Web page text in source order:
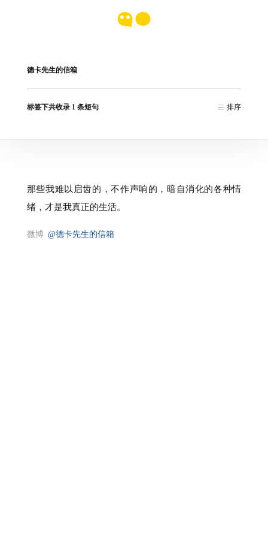
德卡先生的信箱
标签下共收录 1 条短句 排序
那些我难以启齿的，不作声响的，暗自消化的各种情
绪，才是我真正的生活。
微博 @德卡先生的信箱